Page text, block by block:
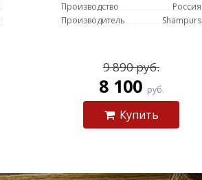
Производство
Россия
Производитель
Shampurs
9 890 руб.
8 100 руб.
Купить